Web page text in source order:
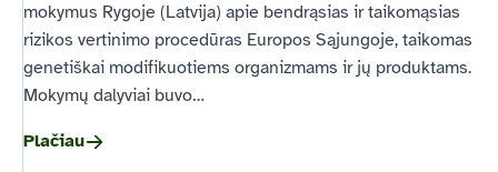
mokymus Rygoje (Latvija) apie bendrąsias ir taikomąsias
rizikos vertinimo procedūras Europos Sąjungoje, taikomas
genetiškai modifikuotiems organizmams ir jų produktams.
Mokymų dalyviai buvo…
Plačiau